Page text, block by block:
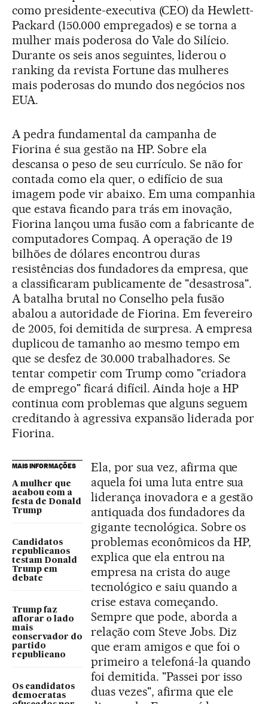
como presidente-executiva (CEO) da Hewlett-
Packard (150.000 empregados) e se torna a
mulher mais poderosa do Vale do Silício.
Durante os seis anos seguintes, liderou o
ranking da revista Fortune das mulheres
mais poderosas do mundo dos negócios nos
EUA.
A pedra fundamental da campanha de
Fiorina é sua gestão na HP. Sobre ela
descansa o peso de seu currículo. Se não for
contada como ela quer, o edifício de sua
imagem pode vir abaixo. Em uma companhia
que estava ficando para trás em inovação,
Fiorina lançou uma fusão com a fabricante de
computadores Compaq. A operação de 19
bilhões de dólares encontrou duras
resistências dos fundadores da empresa, que
a classificaram publicamente de "desastrosa".
A batalha brutal no Conselho pela fusão
abalou a autoridade de Fiorina. Em fevereiro
de 2005, foi demitida de surpresa. A empresa
duplicou de tamanho ao mesmo tempo em
que se desfez de 30.000 trabalhadores. Se
tentar competir com Trump como "criadora
de emprego" ficará difícil. Ainda hoje a HP
continua com problemas que alguns seguem
creditando à agressiva expansão liderada por
Fiorina.
MAIS INFORMAÇÕES
A mulher que
acabou com a
festa de Donald
Trump
Candidatos
republicanos
testam Donald
Trump em
debate
Trump faz
aflorar o lado
mais
conservador do
partido
republicano
Os candidatos
democratas
Ela, por sua vez, afirma que
aquela foi uma luta entre sua
liderança inovadora e a gestão
antiquada dos fundadores da
gigante tecnológica. Sobre os
problemas econômicos da HP,
explica que ela entrou na
empresa na crista do auge
tecnológico e saiu quando a
crise estava começando.
Sempre que pode, aborda a
relação com Steve Jobs. Diz
que eram amigos e que foi o
primeiro a telefoná-la quando
foi demitida. "Passei por isso
duas vezes", afirma que ele